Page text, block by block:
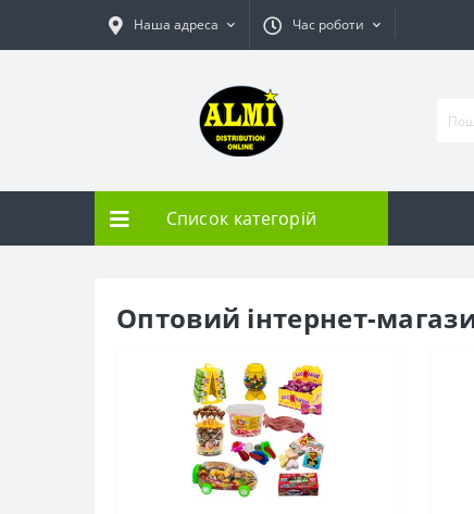
Наша адреса Час роботи
Список категорій
Оптовий інтернет-